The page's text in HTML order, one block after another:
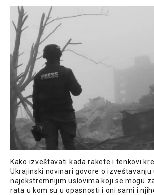
Kako izveštavati kada rakete i tenkovi
Ukrajinski novinari govore o izveštavanju
najekstremnijim uslovima koji se mogu
rata u kom su u opasnosti i oni sami i